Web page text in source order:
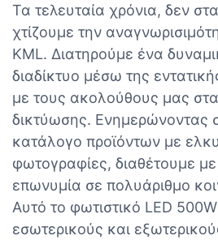
Τα τελευταία χρόνια, δεν
χτίζουμε την
KML. Διατηρούμε ένα
διαδίκτυο μέσω της
με τους ακολούθους μας
δικτύωσης. Ενημερώνοντας
κατάλογο προϊόντων με
φωτογραφίες, διαθέτουμε με
επωνυμία σε πολυάριθμο
Αυτό το φωτιστικό LED
εσωτερικούς και